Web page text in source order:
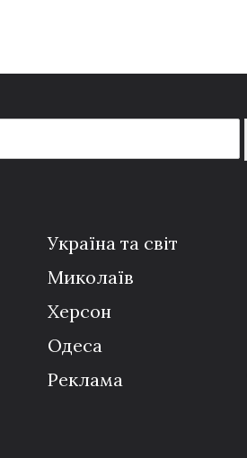
Україна та світ
Миколаїв
Херсон
Одеса
Реклама